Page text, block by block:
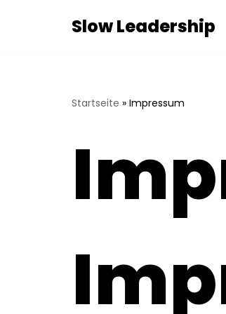
Slow Leadership
Startseite » Impressum